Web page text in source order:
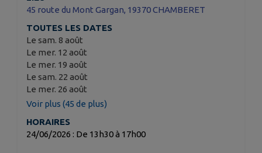
45 route du Mont Gargan, 19370 CHAMBERET
TOUTES LES DATES
Le sam. 8 août
Le mer. 12 août
Le mer. 19 août
Le sam. 22 août
Le mer. 26 août
Voir plus (45 de plus)
HORAIRES
24/06/2026 : De 13h30 à 17h00